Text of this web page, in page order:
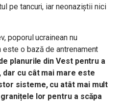
pe tancuri, iar neonaziștii nici
poporul ucrainean nu
este o bază de antrenament
planurile din Vest pentru a
cu cât mai mare este
sisteme, cu atât mai mult
lor pentru a scăpa